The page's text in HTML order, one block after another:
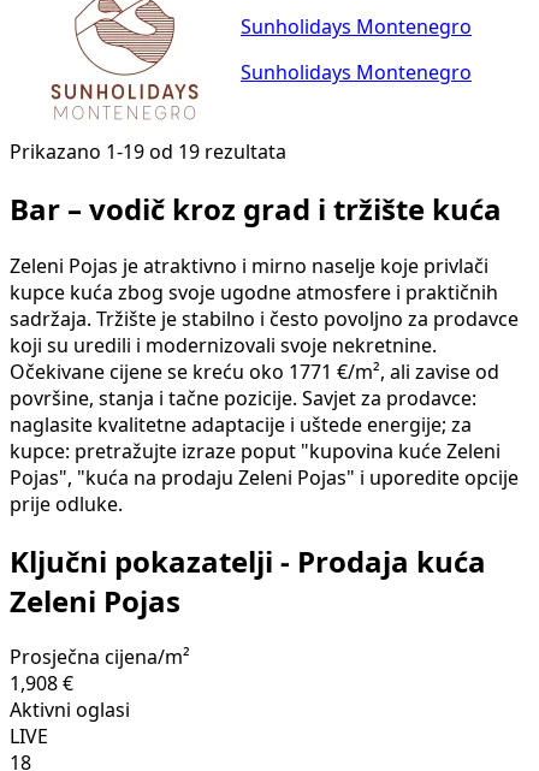
Sunholidays Montenegro
Sunholidays Montenegro
Prikazano 1-19 od 19 rezultata
Bar – vodič kroz grad i tržište kuća
Zeleni Pojas je atraktivno i mirno naselje koje privlači
kupce kuća zbog svoje ugodne atmosfere i praktičnih
sadržaja. Tržište je stabilno i često povoljno za prodavce
koji su uredili i modernizovali svoje nekretnine.
Očekivane cijene se kreću oko 1771 €/m², ali zavise od
površine, stanja i tačne pozicije. Savjet za prodavce:
naglasite kvalitetne adaptacije i uštede energije; za
kupce: pretražujte izraze poput "kupovina kuće Zeleni
Pojas", "kuća na prodaju Zeleni Pojas" i uporedite opcije
prije odluke.
Ključni pokazatelji - Prodaja kuća
Zeleni Pojas
Prosječna cijena/m²
1,908 €
Aktivni oglasi
LIVE
18